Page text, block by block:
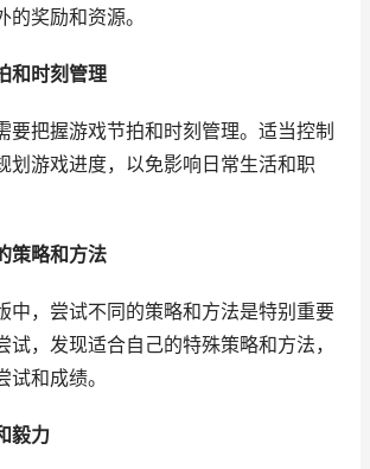
奖励和资源。
和时刻管理
要把握游戏节拍和时刻管理。适当控制
划游戏进度，以免影响日常生活和职
策略和方法
中，尝试不同的策略和方法是特别重要
试，发现适合自己的特殊策略和方法，
和成绩。
毅力